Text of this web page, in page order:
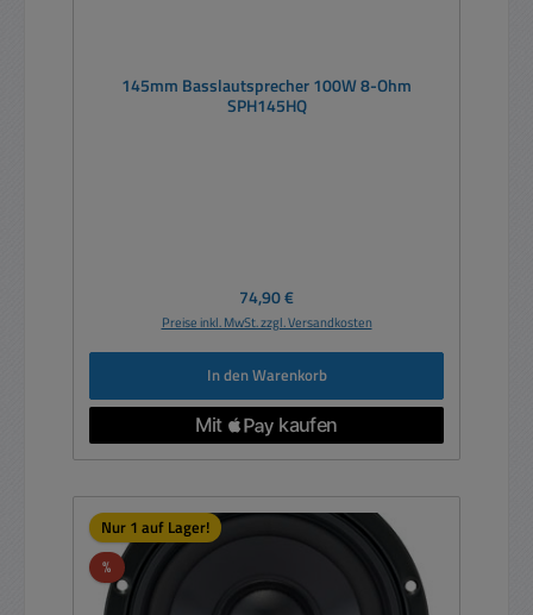
145mm Basslautsprecher 100W 8-Ohm
SPH145HQ
Regulärer Preis:
74,90 €
Preise inkl. MwSt. zzgl. Versandkosten
In den Warenkorb
Nur 1 auf Lager!
%Rabatt